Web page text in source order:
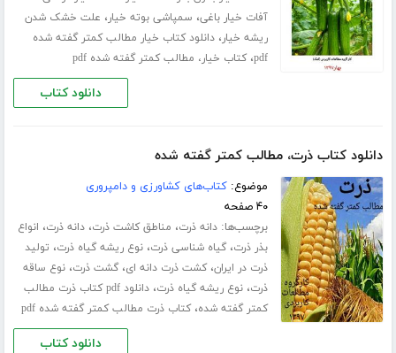
آفات خیار باغی، سمپاشی بوته خیار، علت خشک شدن
ریشه خیار،دانلود کتاب خیار مطالب کمتر گفته شده
pdf،کتاب خیار، مطالب کمتر گفته شده pdf
دانلود کتاب
دانلود کتاب ذرت، مطالب کمتر گفته شده
موضوع:کتاب‌های کشاورزی و دامپروری
۴۰ صفحه
برچسب‌ها:دانه ذرت، مناطق کاشت ذرت،دانه ذرت، انواع
بذر ذرت،گیاه شناسی ذرت،نوع ریشه گیاه ذرت، تولید
ذرت در ایران،کشت ذرت دانه ای،گشت ذرت،نوع ساقه
ذرت،نوع ریشه گیاه ذرت،
دانلود pdf کتاب ذرت مطالب
کمتر گفته شده،کتاب ذرت مطالب کمتر گفته شده pdf
دانلود کتاب